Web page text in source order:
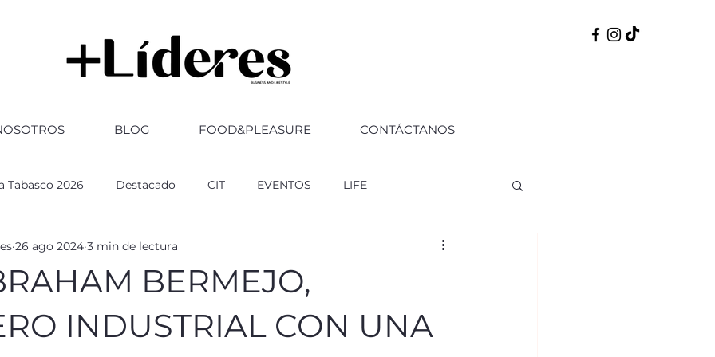
BLOG FOOD&PLEASURE CONTÁCTANOS
Tabasco 2026 Destacado CIT EVENTOS LIFE
ABOGADOS FERIA TABASCO 2025 50 PERFILES
CULTURA Altozano
BERMEJO,
INDUSTRIAL CON UNA
26 ago 2024 3 min de lectura